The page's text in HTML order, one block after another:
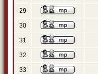
29
30
31
32
33